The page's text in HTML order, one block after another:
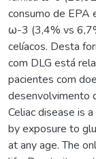
consumo de EPA
ω-3 (3,4% vs
celíacos. Desta
com DLG está
pacientes com
desenvolvimento
Celiac disease is
by exposure to
at any age. The